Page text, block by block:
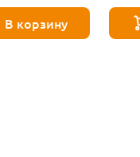
В корзину